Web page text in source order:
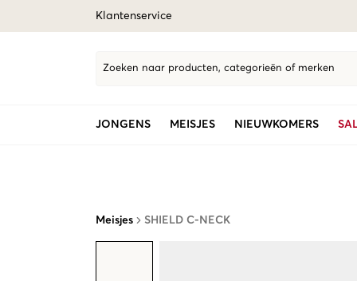
Klantenservice
Zoeken naar producten, categorieën of merken
JONGENS MEISJES NIEUWKOMERS
Meisjes SHIELD C-NECK